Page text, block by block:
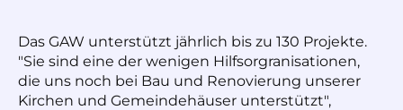
Das GAW unterstützt jährlich bis zu 130 Projekte.
"Sie sind eine der wenigen Hilfsorgranisationen,
die uns noch bei Bau und Renovierung unserer
Kirchen und Gemeindehäuser unterstützt",